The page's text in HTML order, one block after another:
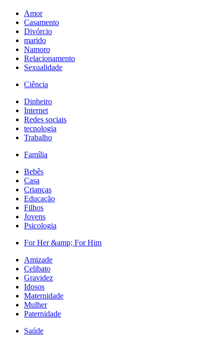
Amor
Casamento
Divórcio
marido
Namoro
Relacionamento
Sexualidade
Ciência
Dinheiro
Internet
Redes sociais
tecnologia
Trabalho
Família
Bebês
Casa
Crianças
Educação
Filhos
Jovens
Psicologia
For Her &amp; For Him
Amizade
Celibato
Gravidez
Idosos
Maternidade
Mulher
Paternidade
Saúde